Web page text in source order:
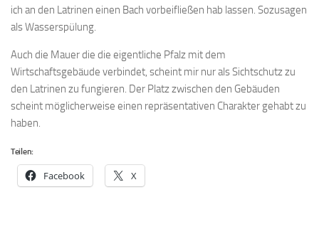
ich an den Latrinen einen Bach vorbeifließen hab lassen. Sozusagen
als Wasserspülung.
Auch die Mauer die die eigentliche Pfalz mit dem
Wirtschaftsgebäude verbindet, scheint mir nur als Sichtschutz zu
den Latrinen zu fungieren. Der Platz zwischen den Gebäuden
scheint möglicherweise einen repräsentativen Charakter gehabt zu
haben.
Teilen:
Facebook X